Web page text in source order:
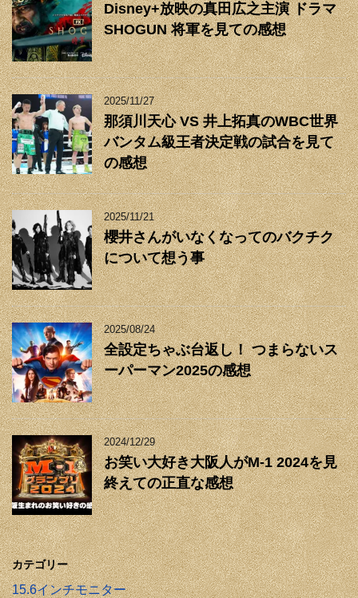
Disney+放映の真田広之主演 ドラマ
SHOGUN 将軍を見ての感想
2025/11/27
那須川天心 VS 井上拓真のWBC世界
バンタム級王者決定戦の試合を見て
の感想
2025/11/21
櫻井さんがいなくなってのバクチク
について想う事
2025/08/24
全設定ちゃぶ台返し！ つまらないス
ーパーマン2025の感想
2024/12/29
お笑い大好き大阪人がM-1 2024を見
終えての正直な感想
カテゴリー
15.6インチモニター